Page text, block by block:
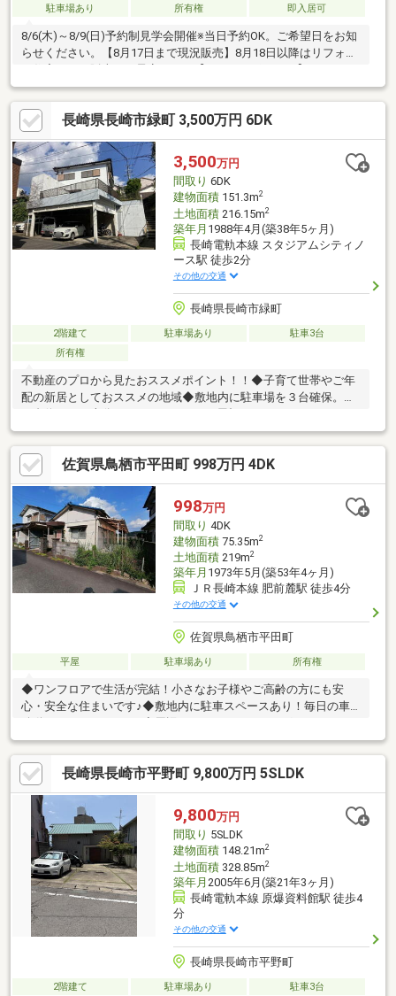
駐車場あり
所有権 即入居可
8/6(木)～8/9(日)予約制見学会開催※当日予約OK。ご希望日をお知
らせください。【8月17日まで現況販売】8月18日以降はリフォー
リ防除工事施工後5年間保証。・閑静な住宅街にある2階建ての住
宅です。・返済額や融資可能額など、お客様のご希望にあわせて
ご提案。住宅ローンが初めての方でもお気軽にご相談ください。
【周辺施設】・長崎市立小江原小学校約1260ｍ（徒歩約16分）・
長崎市立小江原中学校約3080ｍ（徒歩約39分/自転車約16分）・
イオン東長崎店様約1490ｍ（徒歩約19分/車約3分）
長崎県長崎市緑町 3,500万円 6DK
3,500万円
間取り 6DK
建物面積151.3m2
土地面積216.15m2
築年月 1988年4月(築38年5ヶ月)
長崎電軌本線 スタジアムシティノ
ース駅 徒歩2分
その他の交通
長崎県長崎市緑町
2階建て 駐車場あり
駐車3台
所有権
不動産のプロから見たおススメポイント！！◆子育て世帯やご年
配の新居としておススメの地域◆敷地内に駐車場を３台確保。◆
も駐車可能です。リフォーム内容◆トイレの入替（1箇所）周辺
情報・みらい長崎ココウォーク 徒歩6分・ジョイフルサン宝町
店 徒歩7分・セブンイレブン長崎ココウォーク店 徒歩5分・長
崎市立銭座小学校 徒歩4分・社会医療法人春回会井上病院 徒歩
7分・長崎天神郵便局 徒歩6分・十八親和銀行浦上駅前支店 徒
歩7分
佐賀県鳥栖市平田町 998万円 4DK
998万円
間取り 4DK
建物面積75.35m2
土地面積219m2
築年月 1973年5月(築53年4ヶ月)
ＪＲ長崎本線 肥前麓駅 徒歩4分
その他の交通
佐賀県鳥栖市平田町
平屋 駐車場あり 所有権
◆ワンフロアで生活が完結！小さなお子様やご高齢の方にも安
心・安全な住まいです♪◆敷地内に駐車スペースあり！毎日の車
があり毎日の買い物も快適♪◆鳥栖ICや主要道路へのアクセス良
好！車での移動もスムーズで県外へのアクセスも◎◆「肥前麓」
駅まで徒歩約4分！毎日の移動もラクラクです♪
長崎県長崎市平野町 9,800万円 5SLDK
9,800万円
間取り 5SLDK
建物面積148.21m2
土地面積328.85m2
築年月 2005年6月(築21年3ヶ月)
長崎電軌本線 原爆資料館駅 徒歩4
分
その他の交通
長崎県長崎市平野町
2階建て 駐車場あり
駐車3台